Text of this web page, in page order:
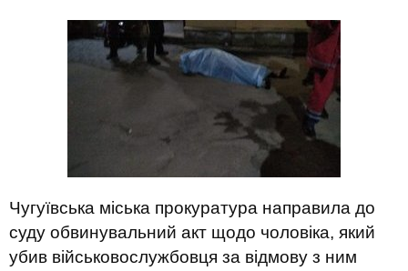
Чугуївська міська прокуратура направила до
суду обвинувальний акт щодо чоловіка, який
убив військовослужбовця за відмову з ним